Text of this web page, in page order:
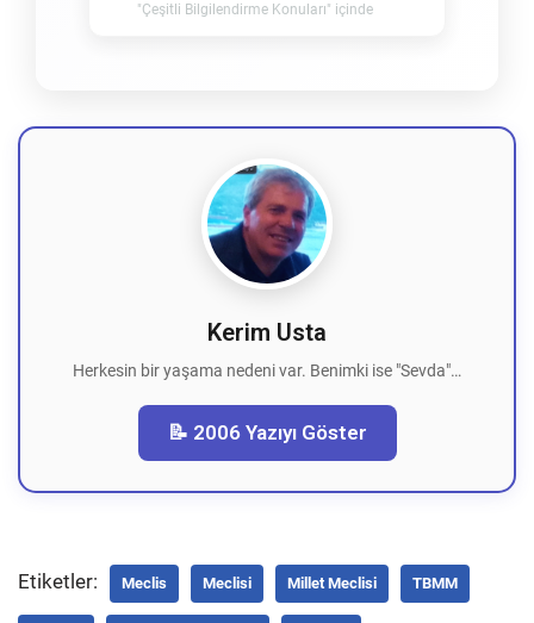
"Çeşitli Bilgilendirme Konuları" içinde
Kerim Usta
Herkesin bir yaşama nedeni var. Benimki ise "Sevda"…
📝 2006 Yazıyı Göster
Etiketler: Meclis Meclisi Millet Meclisi TBMM